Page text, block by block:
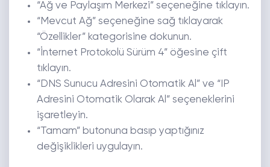
“Ağ ve Paylaşım Merkezi” seçeneğine tıklayın.
“Mevcut Ağ” seçeneğine sağ tıklayarak
“Özellikler” kategorisine dokunun.
“İnternet Protokolü Sürüm 4” öğesine çift
tıklayın.
“DNS Sunucu Adresini Otomatik Al” ve “IP
Adresini Otomatik Olarak Al” seçeneklerini
işaretleyin.
“Tamam” butonuna basıp yaptığınız
değişiklikleri uygulayın.